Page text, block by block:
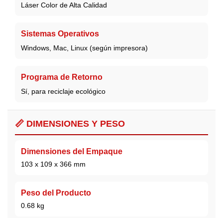
Láser Color de Alta Calidad
Sistemas Operativos
Windows, Mac, Linux (según impresora)
Programa de Retorno
Sí, para reciclaje ecológico
📏 DIMENSIONES Y PESO
Dimensiones del Empaque
103 x 109 x 366 mm
Peso del Producto
0.68 kg